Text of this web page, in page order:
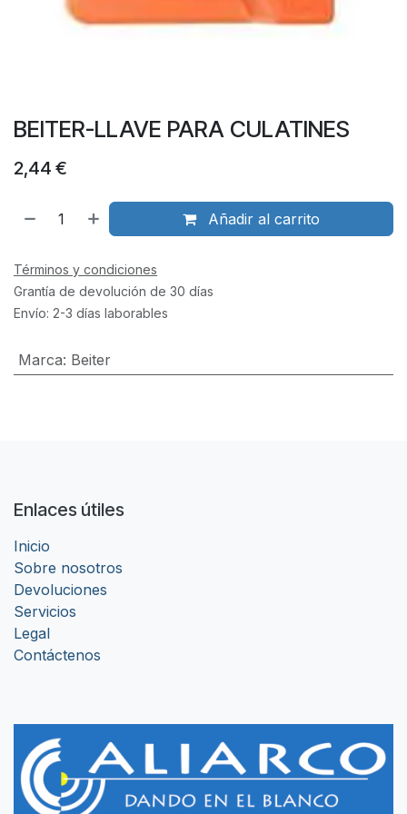
BEITER-LLAVE PARA CULATINES
2,44 €
Añadir al carrito
Términos y condiciones
Grantía de devolución de 30 días
Envío: 2-3 días laborables
Marca: Beiter
Enlaces útiles
Inicio
Sobre nosotros
Devoluciones
Servicios
Legal
Contáctenos